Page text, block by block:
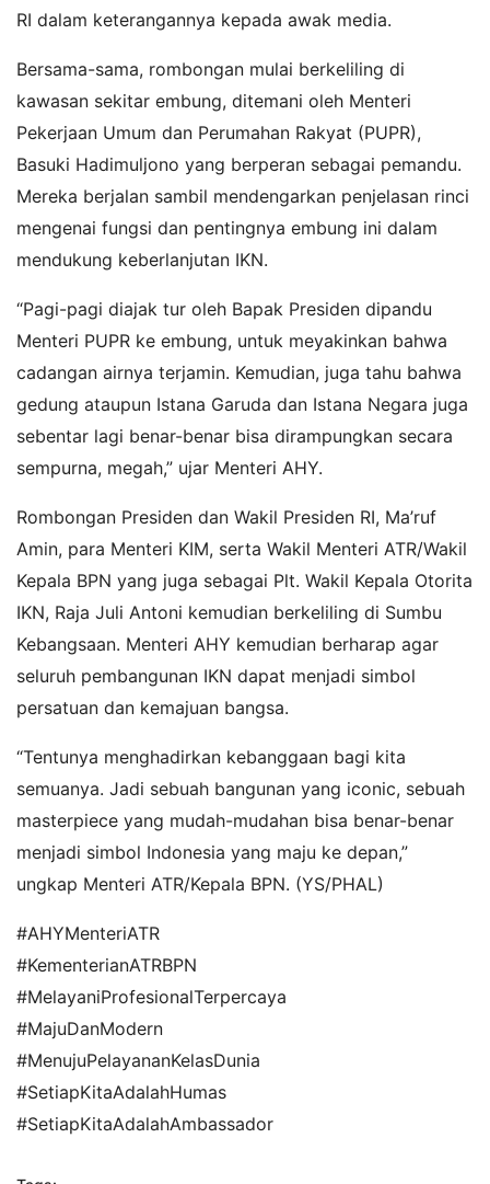
RI dalam keterangannya kepada awak media.
Bersama-sama, rombongan mulai berkeliling di
kawasan sekitar embung, ditemani oleh Menteri
Pekerjaan Umum dan Perumahan Rakyat (PUPR),
Basuki Hadimuljono yang berperan sebagai pemandu.
Mereka berjalan sambil mendengarkan penjelasan rinci
mengenai fungsi dan pentingnya embung ini dalam
mendukung keberlanjutan IKN.
“Pagi-pagi diajak tur oleh Bapak Presiden dipandu
Menteri PUPR ke embung, untuk meyakinkan bahwa
cadangan airnya terjamin. Kemudian, juga tahu bahwa
gedung ataupun Istana Garuda dan Istana Negara juga
sebentar lagi benar-benar bisa dirampungkan secara
sempurna, megah,” ujar Menteri AHY.
Rombongan Presiden dan Wakil Presiden RI, Ma’ruf
Amin, para Menteri KIM, serta Wakil Menteri ATR/Wakil
Kepala BPN yang juga sebagai Plt. Wakil Kepala Otorita
IKN, Raja Juli Antoni kemudian berkeliling di Sumbu
Kebangsaan. Menteri AHY kemudian berharap agar
seluruh pembangunan IKN dapat menjadi simbol
persatuan dan kemajuan bangsa.
“Tentunya menghadirkan kebanggaan bagi kita
semuanya. Jadi sebuah bangunan yang iconic, sebuah
masterpiece yang mudah-mudahan bisa benar-benar
menjadi simbol Indonesia yang maju ke depan,”
ungkap Menteri ATR/Kepala BPN. (YS/PHAL)
#AHYMenteriATR
#KementerianATRBPN
#MelayaniProfesionalTerpercaya
#MajuDanModern
#MenujuPelayananKelasDunia
#SetiapKitaAdalahHumas
#SetiapKitaAdalahAmbassador